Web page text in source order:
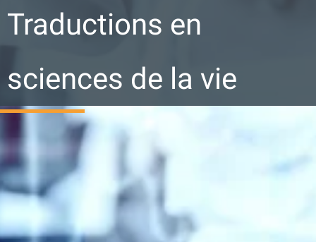
Traductions en
sciences de la vie